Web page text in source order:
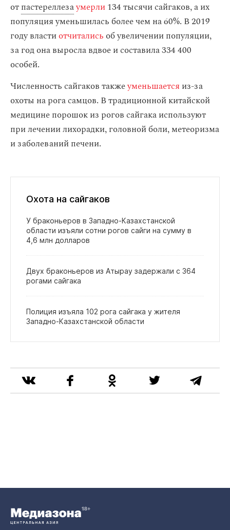
отпастереллезаумерли134 тысячи сайгаков, а их
популяция уменьшилась более чем на 60%. В 2019
году властиотчитались об увеличении популяции,
за год она выросла вдвое и составила 334 400
особей.
Численность сайгаков такжеуменьшается из-за
охоты на рога самцов. В традиционной китайской
медицине порошок из рогов сайгака используют
при лечении лихорадки, головной боли, метеоризма
и заболеваний печени.
Охота на сайгаков
У браконьеров в Западно‑Казахстанской
области изъяли сотни рогов сайги на сумму в
4,6 млн долларов
Двух браконьеров из Атырау задержали с 364
рогами сайгака
Полиция изъяла 102 рога сайгака у жителя
Западно‑Казахстанской области